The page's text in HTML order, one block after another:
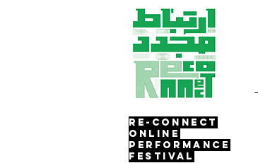
RE-Connect
ONLINE
PERFORMANCE
FESTIVAL